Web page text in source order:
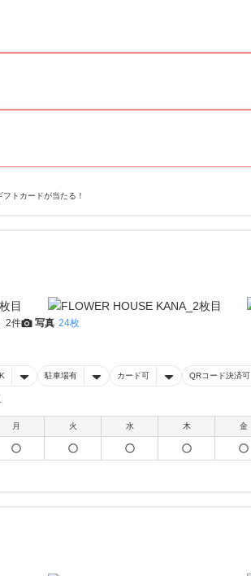
トカードが当たる！
2件 写真 24枚
駐車場有 カード可 QRコード決済可
月
火 水 木 金